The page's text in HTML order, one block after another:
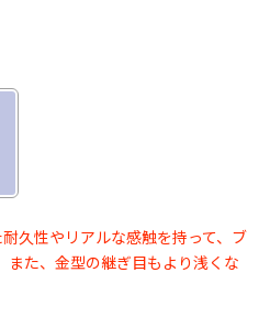
久性やリアルな感触を持って、ブ
また、金型の継ぎ目もより浅くな